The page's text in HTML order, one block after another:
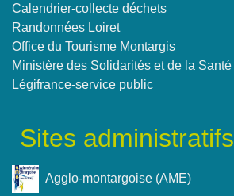
Calendrier-collecte déchets
Randonnées Loiret
Office du Tourisme Montargis
Ministère des Solidarités et de la Santé
Légifrance-service public
Sites administratifs
Agglo-montargoise (AME)